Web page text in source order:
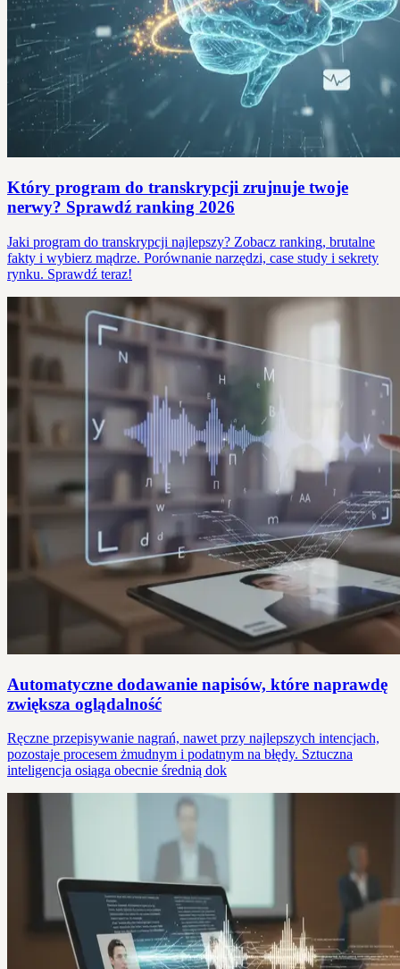
Który program do transkrypcji zrujnuje twoje
nerwy? Sprawdź ranking 2026
Jaki program do transkrypcji najlepszy? Zobacz ranking, brutalne
fakty i wybierz mądrze. Porównanie narzędzi, case study i sekrety
rynku. Sprawdź teraz!
Automatyczne dodawanie napisów, które naprawdę
zwiększa oglądalność
Ręczne przepisywanie nagrań, nawet przy najlepszych intencjach,
pozostaje procesem żmudnym i podatnym na błędy. Sztuczna
inteligencja osiąga obecnie średnią dok